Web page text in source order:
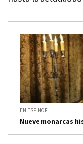
EN ESPINOF
Nueve monarcas